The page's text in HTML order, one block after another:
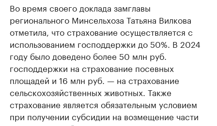
Во время своего доклада замглавы
регионального Минсельхоза Татьяна Вилкова
отметила, что страхование осуществляется с
использованием господдержки до 50%. В 2024
году было доведено более 50 млн руб.
господдержки на страхование посевных
площадей и 16 млн руб. — на страхование
сельскохозяйственных животных. Также
страхование является обязательным условием
при получении субсидии на возмещение части